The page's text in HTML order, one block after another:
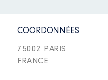
COORDONNÉES
75002 PARIS
FRANCE